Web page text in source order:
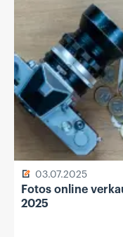
03.07.2025
Fotos online
2025